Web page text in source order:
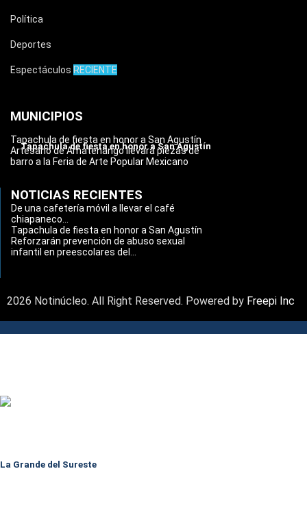
Política
Deportes
Espectáculos RECIENTE
MUNICIPIOS
Tapachula de fiesta en honor a San Agustín
Tapachula de fiesta en honor a San Agustín
Artesano de Amatenango llevará piezas de
barro a la Feria de Arte Popular Mexicano
NOTICIAS RECIENTES
De una cafetería móvil a llevar el café
chiapaneco...
Tapachula de fiesta en honor a San Agustín
Reforzarán prevención de abuso sexual
infantil en preescolares del...
2026 Notinúcleo. All Right Reserved. Powered by Freepi Inc
La Grande del Sureste